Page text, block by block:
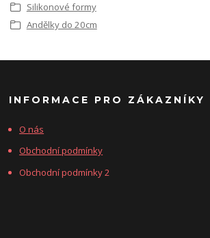
Silikonové formy
Andělky do 20cm
INFORMACE PRO ZÁKAZNÍKY
O nás
Obchodní podmínky
Obchodní podmínky 2